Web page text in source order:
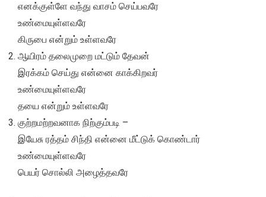
எனக்குள்ளே வந்து வாசம் செய்பவரே
உண்மையுள்ளவரே
கிருபை என்றும் உள்ளவரே
ஆயிரம் தலைமுறை மட்டும் தேவன்
இரக்கம் செய்து என்னை காக்கிறவர்
உண்மையுள்ளவரே
தயை என்றும் உள்ளவரே
குற்றமற்றவனாக நிற்கும்படி –
இயேசு ரத்தம் சிந்தி என்னை மீட்டுக் கொண்டார்
உண்மையுள்ளவரே
பெயர் சொல்லி அழைத்தவரே